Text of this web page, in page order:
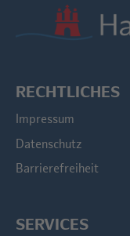
RECHTLICHES
Impressum
Datenschutz
Barrierefreiheit
SERVICES